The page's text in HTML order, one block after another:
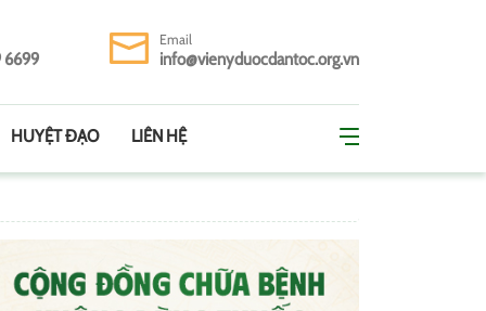
6699
Email
info@vienyduocdantoc.org.vn
HUYỆT ĐẠO LIÊN HỆ